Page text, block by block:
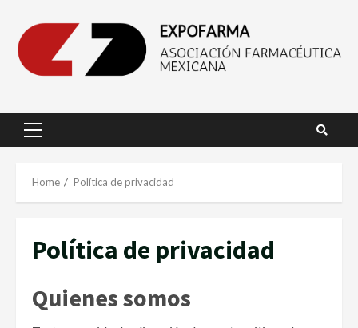
content
Primary
Home Política de privacidad
Política de privacidad
Quienes somos